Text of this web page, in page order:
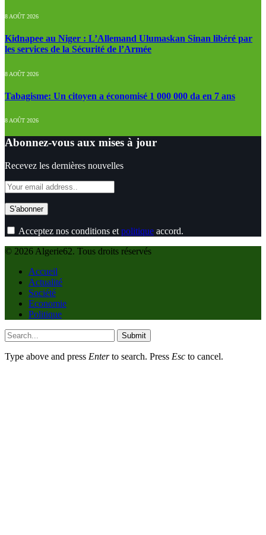
8 AOÛT 2026
Kidnapee au Niger : L’Allemand Ulumaskan Sinan libéré par
les services de la Sécurité de l’Armée
8 AOÛT 2026
Tabagisme: Un citoyen a économisé 1 000 000 da en 7 ans
8 AOÛT 2026
Abonnez-vous aux mises à jour
Recevez les dernières nouvelles
Acceptez nos conditions et politique accord.
© 2026 Algerie62. Tous droits réservés
Accueil
Actualité
Société
Economie
Politique
Submit
Type above and press Enterto search. Press Esc to cancel.